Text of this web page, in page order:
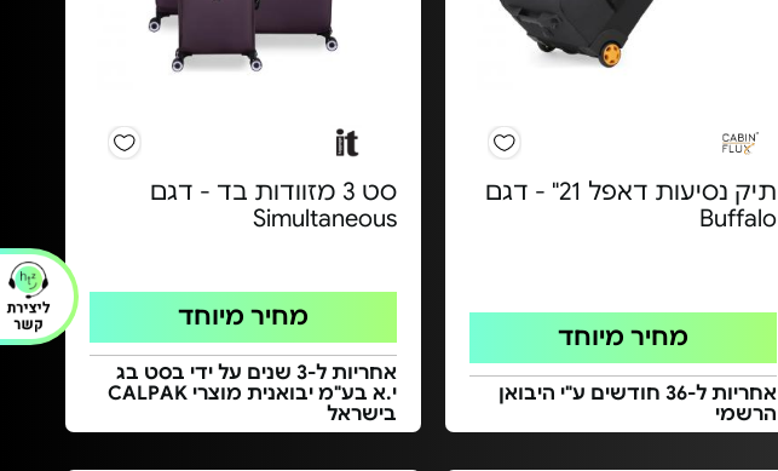
תיק נסיעות דאפל 21" - דגם
Buffalo
מחיר מיוחד
אחריות ל-36 חודשים ע"י היבואן
הרשמי
סט 3 מזוודות בד - דגם
Simultaneous
מחיר מיוחד
אחריות ל-3 שנים על ידי בסט בג
י.א בע"מ יבואנית מוצרי CALPAK
בישראל